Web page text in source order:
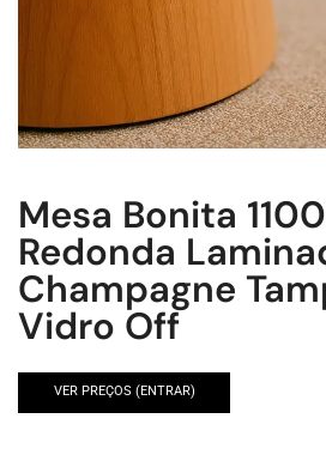
Mesa Bonita
Redonda
Champagne
Vidro Off
VER PREÇOS (ENTRAR)